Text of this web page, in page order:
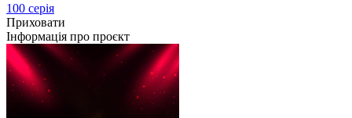
100 серія
Приховати
Інформація про проєкт